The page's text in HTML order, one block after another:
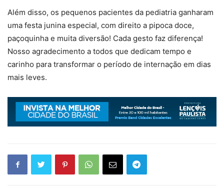
Além disso, os pequenos pacientes da pediatria ganharam
uma festa junina especial, com direito a pipoca doce,
paçoquinha e muita diversão! Cada gesto faz diferença!
Nosso agradecimento a todos que dedicam tempo e
carinho para transformar o período de internação em dias
mais leves.